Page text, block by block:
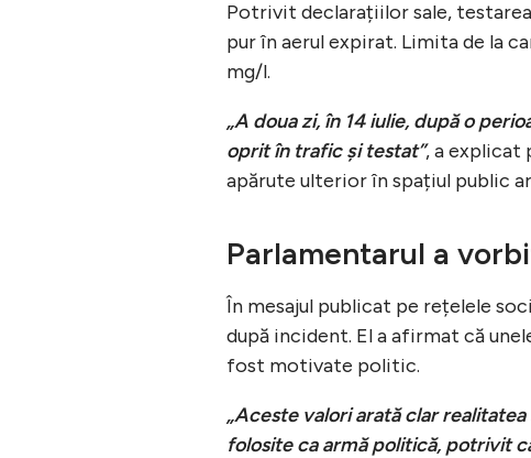
Potrivit declarațiilor sale,
pur în aerul expirat. Limita de la
mg/l.
„A doua zi, în 14 iulie, după o
oprit în trafic și testat”, a explicat
apărute ulterior în spațiul public
Parlamentarul a
În mesajul publicat pe rețelele
după incident. El a afirmat că
fost motivate politic.
„Aceste valori arată clar
folosite ca armă politică, potrivit